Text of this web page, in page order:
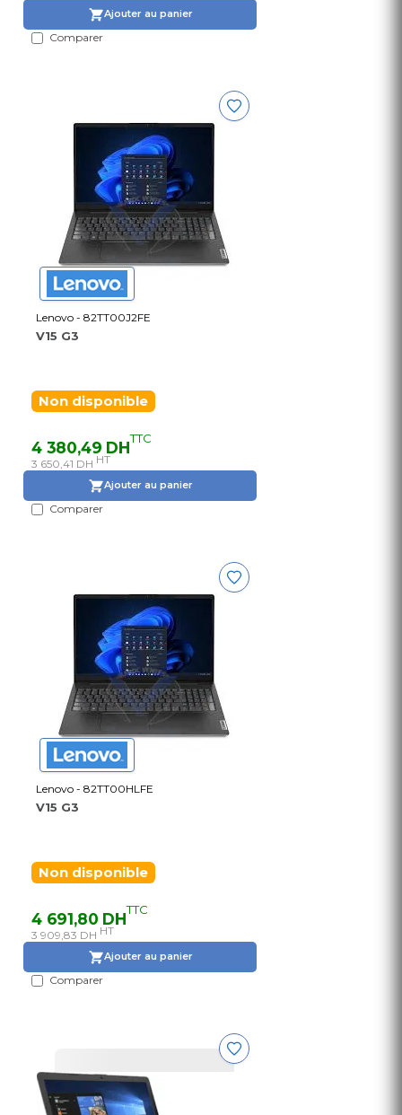
Ajouter au panier
Comparer
Lenovo - 82TT00J2FE
V15 G3
Non disponible
4 380,49 DHTTC
3 650,41 DH HT
Ajouter au panier
Comparer
Lenovo - 82TT00HLFE
V15 G3
Non disponible
4 691,80 DHTTC
3 909,83 DH HT
Ajouter au panier
Comparer